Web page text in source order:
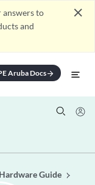
answers to
and
close
Aruba Docsarrow_forward
Guide